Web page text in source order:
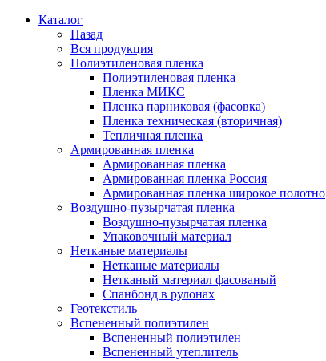
Каталог
Назад
Вся продукция
Полиэтиленовая пленка
Полиэтиленовая пленка
Пленка МИКС
Пленка парниковая (фасовка)
Пленка техническая (вторичная)
Тепличная пленка
Армированная пленка
Армированная пленка
Армированная пленка Россия
Армированная пленка широкое полотно
Воздушно-пузырчатая пленка
Воздушно-пузырчатая пленка
Упаковочный материал
Нетканые материалы
Нетканые материалы
Нетканый материал фасованый
Спанбонд в рулонах
Геотекстиль
Вспененный полиэтилен
Вспененный полиэтилен
Вспененный утеплитель